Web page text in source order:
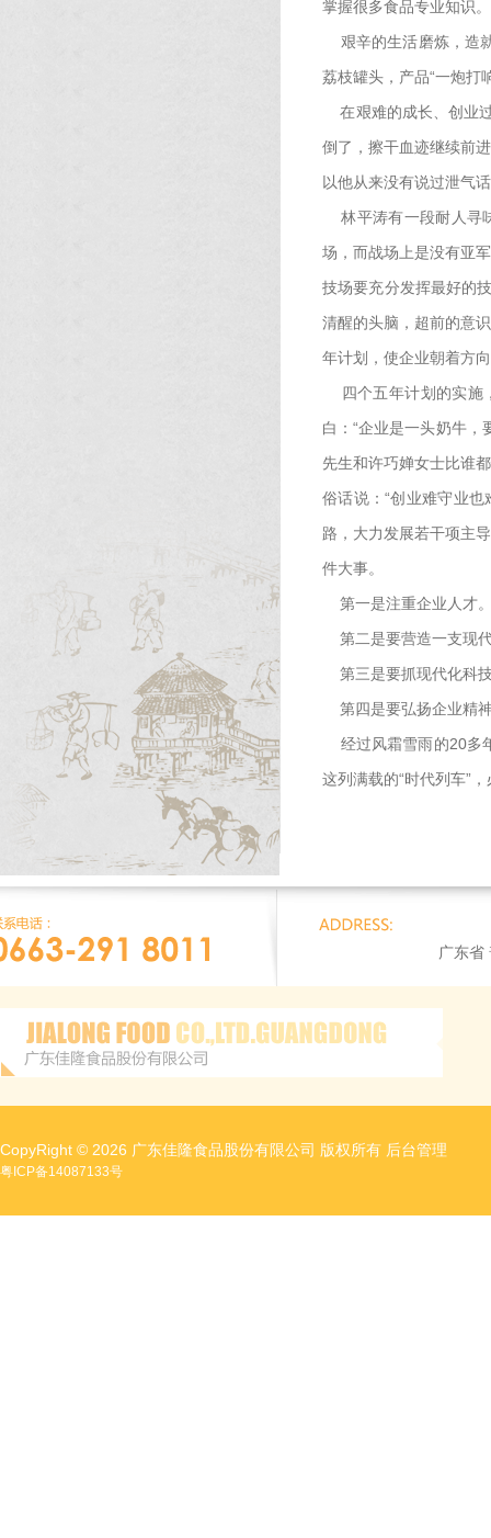
掌握很多食品专业知识
艰辛的生活磨炼，造
荔枝罐头，产品“一炮打
在艰难的成长、创业
倒了，擦干血迹继续前
以他从来没有说过泄气
林平涛有一段耐人寻
场，而战场上是没有亚
技场要充分发挥最好的
清醒的头脑，超前的意
年计划，使企业朝着方
四个五年计划的实施
白：“企业是一头奶牛
先生和许巧婵女士比谁
俗话说：“创业难守业
路，大力发展若干项主
件大事。
第一是注重企业人才
第二是要营造一支现
第三是要抓现代化科
第四是要弘扬企业精
经过风霜雪雨的20多
这列满载的“时代列车”
广东省
CopyRight © 2026 广东佳隆食品股份有限公司 版权所有 后台管理
粤ICP备14087133号